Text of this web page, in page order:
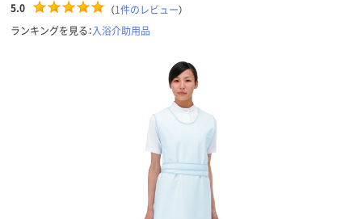
5.0 （1件のレビュー）
ランキングを見る：入浴介助用品